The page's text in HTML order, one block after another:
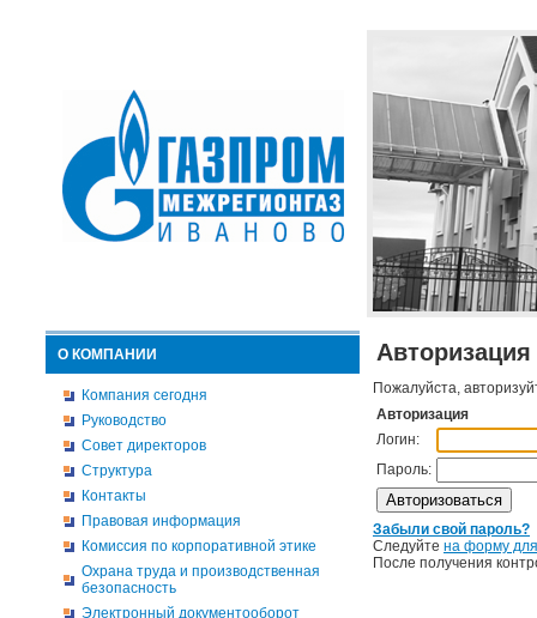
О КОМПАНИИ
Компания сегодня
Руководство
Совет директоров
Структура
Контакты
Правовая информация
Комиссия по корпоративной этике
Охрана труда и производственная
безопасность
Электронный документооборот
Авторизация
Пожалуйста,
Авторизация
Логин:
Пароль:
Забыли свой пароль?
Следуйте на форму
После получения